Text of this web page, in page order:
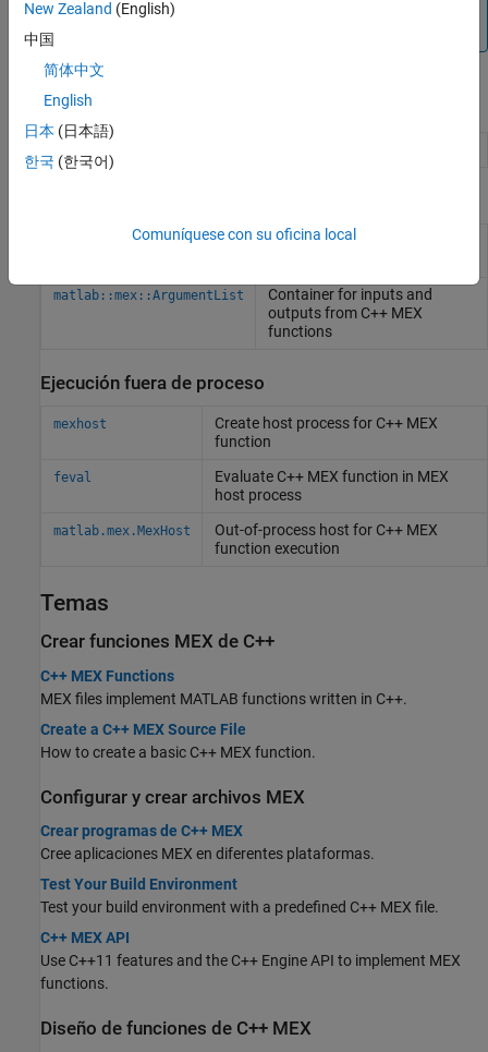
información, consulte
Función de creación
matlab::mex::Function
Base class for C++ MEX
matlab::mex::ArgumentList
Container for inputs and
outputs from C++ MEX
functions
Ejecución fuera de proceso
mexhost
Create host process for C++ MEX
function
feval
Evaluate C++ MEX function in MEX
host process
matlab.mex.MexHost
Out-of-process host for C++ MEX
function execution
Temas
Crear funciones MEX de C++
C++ MEX Functions
MEX files implement MATLAB functions written in C++.
Create a C++ MEX Source File
How to create a basic C++ MEX function.
Configurar y crear archivos MEX
Crear programas de C++ MEX
Cree aplicaciones MEX en diferentes plataformas.
Test Your Build Environment
Test your build environment with a predefined C++ MEX file.
C++ MEX API
Use C++11 features and the C++ Engine API to implement MEX
functions.
Diseño de funciones de C++ MEX
New Zealand (English)
中国
简体中文
English
日本 (日本語)
한국 (한국어)
Comuníquese con su oficina local